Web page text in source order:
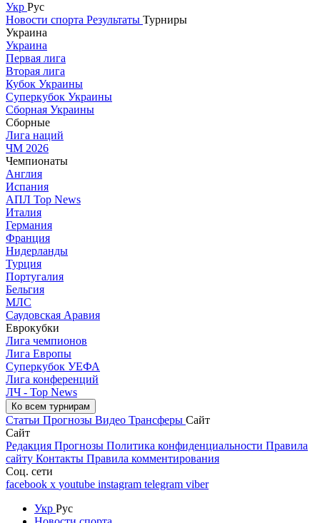
Укр Рус
Новости спорта Результаты Турниры
Украина
Украина
Первая лига
Вторая лига
Кубок Украины
Суперкубок Украины
Сборная Украины
Сборные
Лига наций
ЧМ 2026
Чемпионаты
Англия
Испания
АПЛ Top News
Италия
Германия
Франция
Нидерланды
Турция
Португалия
Бельгия
МЛС
Саудовская Аравия
Еврокубки
Лига чемпионов
Лига Европы
Суперкубок УЕФА
Лига конференций
ЛЧ - Top News
Ко всем турнирам
Статьи Прогнозы Видео Трансферы Сайт
Сайт
Редакция Прогнозы Политика конфиденциальности Правила
сайту Контакты Правила комментирования
Соц. сети
facebook x youtube instagram telegram viber
Укр Рус